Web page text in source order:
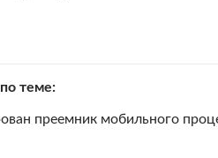
теме
преемник мобильного